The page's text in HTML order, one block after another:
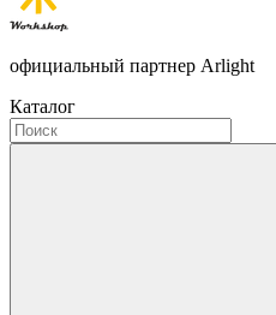
официальный партнер Arlight
Каталог